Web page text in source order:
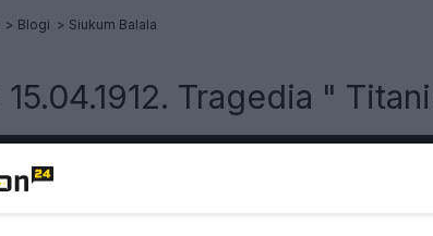
Blogi Siukum Balala
15.04.1912. Tragedia "